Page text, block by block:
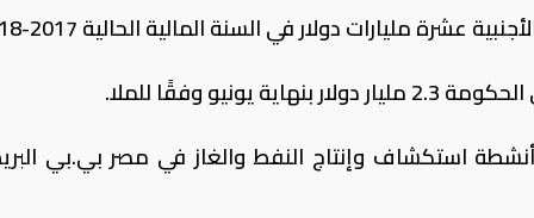
مليارات دولار في السنة المالية الحالية 2017-2018.
وفقًا للملا.
استكشاف وإنتاج النفط والغاز في مصر بي.بي